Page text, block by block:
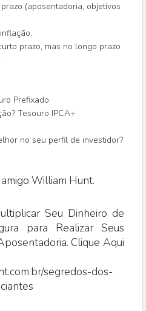
(aposentadoria, objetivos
prazo, mas no longo prazo
Prefixado
Tesouro IPCA+
no seu perfil de investidor?
William Hunt.
Seu Dinheiro de
para Realizar Seus
Clique Aqui
segredos-dos-